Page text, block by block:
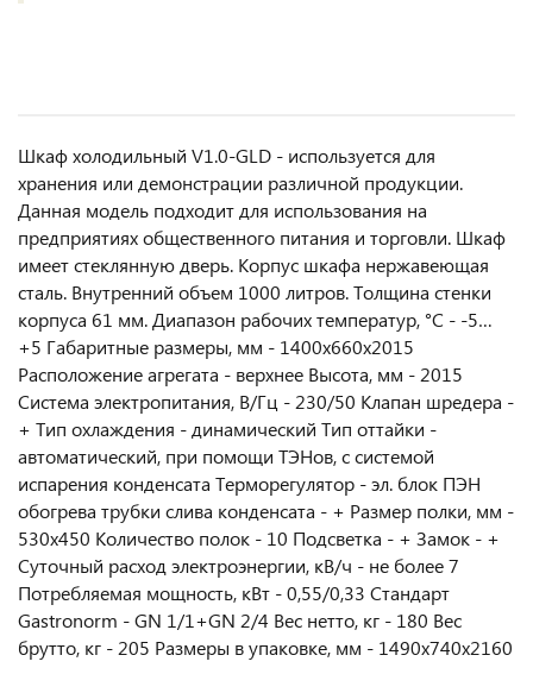
Шкаф холодильный V1.0-GLD - используется для
хранения или демонстрации различной продукции.
Данная модель подходит для использования на
предприятиях общественного питания и торговли. Шкаф
имеет стеклянную дверь. Корпус шкафа нержавеющая
сталь. Внутренний объем 1000 литров. Толщина стенки
корпуса 61 мм. Диапазон рабочих температур, °C - -5…
+5 Габаритные размеры, мм - 1400х660х2015
Расположение агрегата - верхнее Высота, мм - 2015
Система электропитания, В/Гц - 230/50 Клапан шредера -
+ Тип охлаждения - динамический Тип оттайки -
автоматический, при помощи ТЭНов, с системой
испарения конденсата Терморегулятор - эл. блок ПЭН
обогрева трубки слива конденсата - + Размер полки, мм -
530х450 Количество полок - 10 Подсветка - + Замок - +
Суточный расход электроэнергии, кВ/ч - не более 7
Потребляемая мощность, кВт - 0,55/0,33 Стандарт
Gastronorm - GN 1/1+GN 2/4 Вес нетто, кг - 180 Вес
брутто, кг - 205 Размеры в упаковке, мм - 1490х740х2160